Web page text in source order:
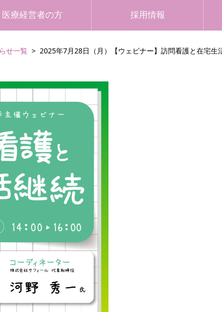
療経営者の方 採用情報
せ一覧 2025年7月28日（月）【ウェビナー】訪問看護と在宅生